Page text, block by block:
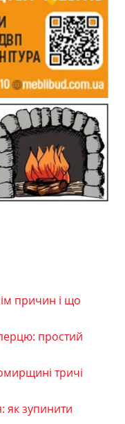
причин і що
простий
тричі
як зупинити